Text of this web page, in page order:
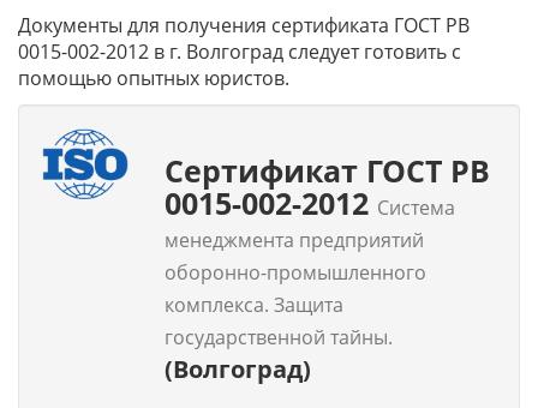
Документы для получения сертификата ГОСТ РВ
0015-002-2012 в г. Волгоград следует готовить с
помощью опытных юристов.
Сертификат ГОСТ РВ
0015-002-2012 Система
менеджмента предприятий
оборонно-промышленного
комплекса. Защита
государственной тайны.
(Волгоград)